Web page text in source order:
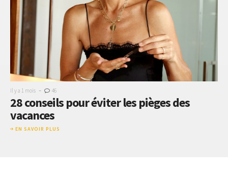
Il y a 1 mois - 46
28 conseils pour éviter les pièges des
vacances
EN SAVOIR PLUS